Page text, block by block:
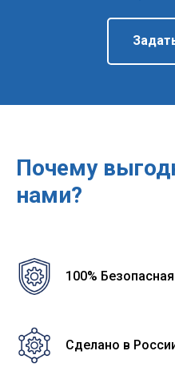
Почему
нами?
100%
Сделано в